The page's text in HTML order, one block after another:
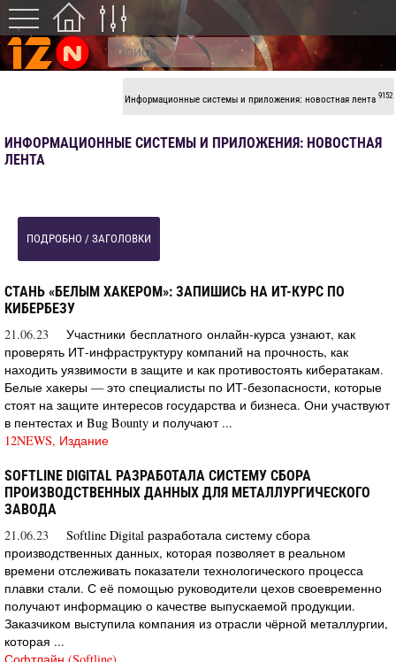
Информационные системы и приложения: новостная лента 9152
ИНФОРМАЦИОННЫЕ СИСТЕМЫ И ПРИЛОЖЕНИЯ: НОВОСТНАЯ
ЛЕНТА
ПОДРОБНО / ЗАГОЛОВКИ
СТАНЬ «БЕЛЫМ ХАКЕРОМ»: ЗАПИШИСЬ НА ИТ-КУРС ПО
КИБЕРБЕЗУ
21.06.23
Участники бесплатного онлайн-курса узнают, как
проверять ИТ-инфраструктуру компаний на прочность, как
находить уязвимости в защите и как противостоять кибератакам.
Белые хакеры — это специалисты по ИТ-безопасности, которые
стоят на защите интересов государства и бизнеса. Они участвуют
в пентестах и Bug Bounty и получают ...
12NEWS, Издание
SOFTLINE DIGITAL РАЗРАБОТАЛА СИСТЕМУ СБОРА
ПРОИЗВОДСТВЕННЫХ ДАННЫХ ДЛЯ МЕТАЛЛУРГИЧЕСКОГО
ЗАВОДА
21.06.23
Softline Digital разработала систему сбора
производственных данных, которая позволяет в реальном
времени отслеживать показатели технологического процесса
плавки стали. С её помощью руководители цехов своевременно
получают информацию о качестве выпускаемой продукции.
Заказчиком выступила компания из отрасли чёрной металлургии,
которая ...